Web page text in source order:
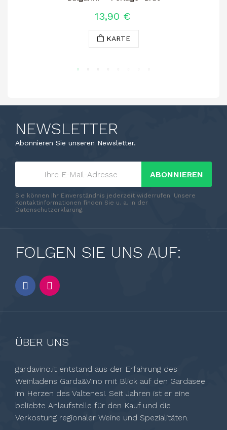
13,90 €
KARTE
NEWSLETTER
Abonnieren Sie unseren Newsletter.
ABONNIEREN
Sie können Ihr Einverständnis jederzeit widerrufen. Unsere
Kontaktinformationen finden Sie u. a. in der
Datenschutzerklärung.
FOLGEN SIE UNS AUF:
ÜBER UNS
gardavino.it entstand aus der Erfahrung des
Weinladens Garda&Vino mit Blick auf den Gardasee
im Herzen des Valtenesi. Seit Jahren ist er eine
beliebte Anlaufstelle für den Kauf und die
Verkostung regionaler Weine und Spezialitäten.